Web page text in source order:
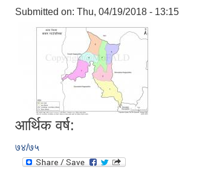
Submitted on: Thu, 04/19/2018 - 13:15
आर्थिक वर्ष:
७४/७५